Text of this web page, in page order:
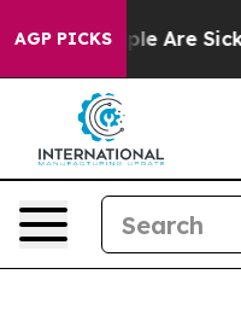
AGP PICKS
“People Are Sick